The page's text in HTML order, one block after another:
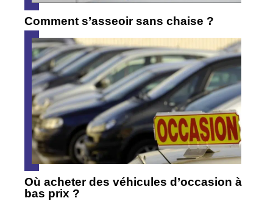
Comment s’asseoir sans chaise ?
Où acheter des véhicules d’occasion à
bas prix ?